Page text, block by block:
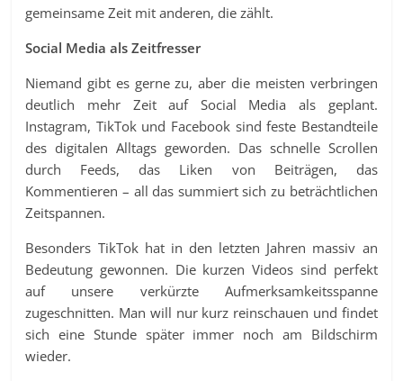
gemeinsame Zeit mit anderen, die zählt.
Social Media als Zeitfresser
Niemand gibt es gerne zu, aber die meisten verbringen
deutlich mehr Zeit auf Social Media als geplant.
Instagram, TikTok und Facebook sind feste Bestandteile
des digitalen Alltags geworden. Das schnelle Scrollen
durch Feeds, das Liken von Beiträgen, das
Kommentieren – all das summiert sich zu beträchtlichen
Zeitspannen.
Besonders TikTok hat in den letzten Jahren massiv an
Bedeutung gewonnen. Die kurzen Videos sind perfekt
auf unsere verkürzte Aufmerksamkeitsspanne
zugeschnitten. Man will nur kurz reinschauen und findet
sich eine Stunde später immer noch am Bildschirm
wieder.